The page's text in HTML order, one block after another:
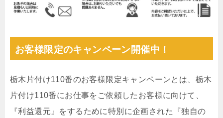
お客様限定のキャンペーン開催中！
栃木片付け110番のお客様限定キャンペーンとは、栃木
片付け110番にお仕事をご依頼したお客様に向けて、
『利益還元』をするために特別に企画された『独自の